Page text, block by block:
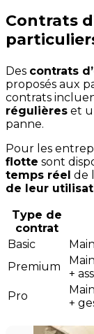
Contrats
Des contrats
proposés aux
contrats
régulières et
panne.
Pour les
flotte sont
temps réel de
de leur
Type de
contrat
Basic
Premium
+
Pro
+